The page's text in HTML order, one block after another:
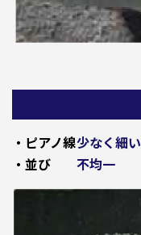
・ピアノ線少なく細い
・並び
不均一